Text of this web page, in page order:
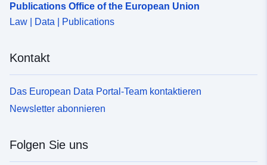
Publications Office of the European Union
Law | Data | Publications
Kontakt
Das European Data Portal-Team kontaktieren
Newsletter abonnieren
Folgen Sie uns